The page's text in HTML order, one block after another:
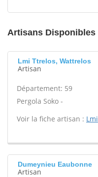
Artisans Disponibles
Lmi Ttrelos, Wattrelos
Artisan
Département: 59
Pergola Soko -
Voir la fiche artisan : Lmi
Dumeynieu Eaubonne
Artisan